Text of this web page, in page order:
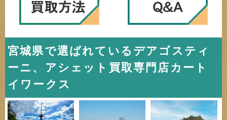
宮城県で選ばれているデアゴスティ
ーニ、アシェット買取専門店カート
イワークス